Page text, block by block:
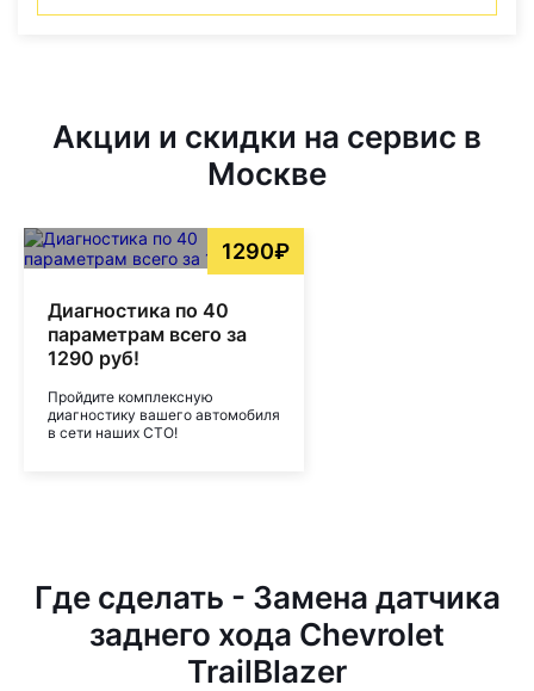
Акции и скидки на сервис в
Москве
1290₽
Диагностика по 40
параметрам всего за
1290 руб!
Пройдите комплексную
диагностику вашего автомобиля
в сети наших СТО!
Где сделать - Замена датчика
заднего хода Chevrolet
TrailBlazer